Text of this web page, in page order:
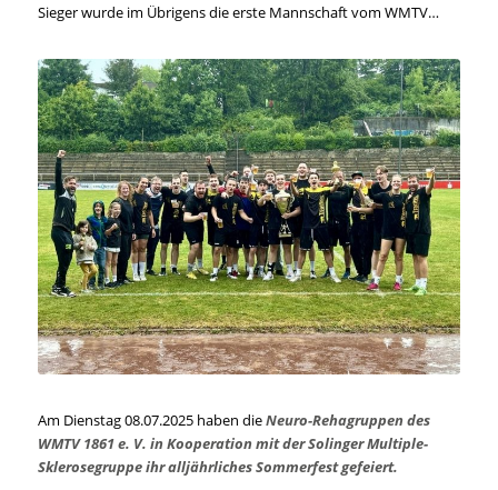
Sieger wurde im Übrigens die erste Mannschaft vom WMTV…
Am Dienstag 08.07.2025 haben dieNeuro-Rehagruppen des
WMTV 1861 e. V. in Kooperation mit der Solinger Multiple-
Sklerosegruppe ihr alljährliches Sommerfest gefeiert.